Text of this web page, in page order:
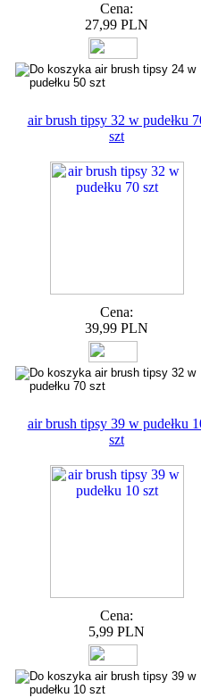
Cena:
27,99 PLN
air brush tipsy 32 w pudełku
szt
Cena:
39,99 PLN
air brush tipsy 39 w pudełku
szt
Cena:
5,99 PLN